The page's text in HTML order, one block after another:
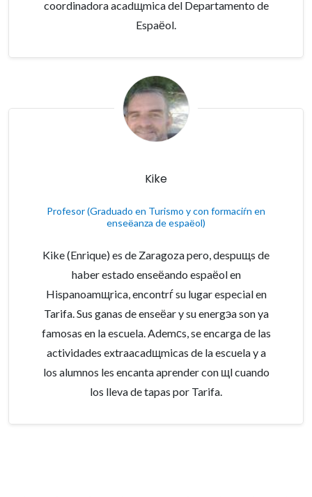
coordinadora acadщmica del Departamento de
Espaёol.
Kike
Profesor (Graduado en Turismo y con formaciѓn en
enseёanza de espaёol)
Kike (Enrique) es de Zaragoza pero, despuщs de
haber estado enseёando espaёol en
Hispanoamщrica, encontrѓ su lugar especial en
Tarifa. Sus ganas de enseёar y su energэa son ya
famosas en la escuela. Ademсs, se encarga de las
actividades extraacadщmicas de la escuela y a
los alumnos les encanta aprender con щl cuando
los lleva de tapas por Tarifa.